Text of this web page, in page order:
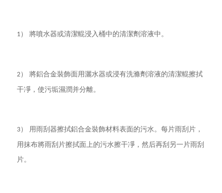
1） 將噴水器或清潔輥浸入桶中的清潔劑溶液中。
2） 將鋁合金裝飾面用灑水器或浸有洗滌劑溶液的清潔輥擦拭
干凈，使污垢濕潤并分離。
3） 用雨刮器擦拭鋁合金裝飾材料表面的污水。每片雨刮片，
用抹布將雨刮片擦拭面上的污水擦干凈，然后再刮另一片雨刮
片。